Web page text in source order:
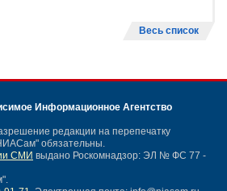
Весь список
Информационное Агентство
редакции на перепечатку
обязательны.
СМИ выдано Роскомнадзор: ЭЛ № ФС 77 -